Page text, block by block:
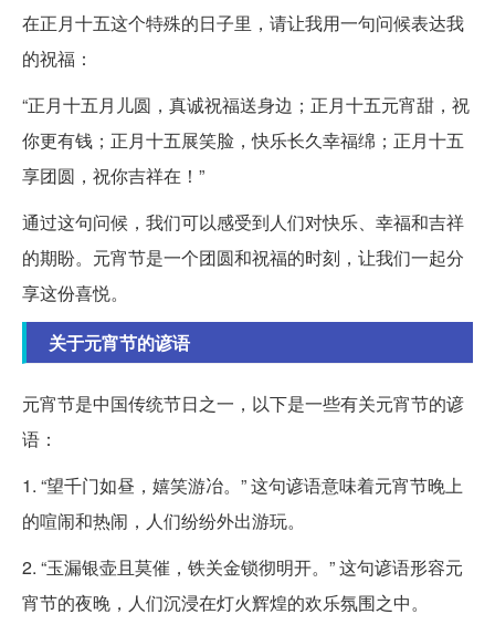
在正月十五这个特殊的日子里，请让我用一句问候表达我
的祝福：
“正月十五月儿圆，真诚祝福送身边；正月十五元宵甜，祝
你更有钱；正月十五展笑脸，快乐长久幸福绵；正月十五
享团圆，祝你吉祥在！”
通过这句问候，我们可以感受到人们对快乐、幸福和吉祥
的期盼。元宵节是一个团圆和祝福的时刻，让我们一起分
享这份喜悦。
关于元宵节的谚语
元宵节是中国传统节日之一，以下是一些有关元宵节的谚
语：
1. “望千门如昼，嬉笑游冶。” 这句谚语意味着元宵节晚上
的喧闹和热闹，人们纷纷外出游玩。
2. “玉漏银壶且莫催，铁关金锁彻明开。” 这句谚语形容元
宵节的夜晚，人们沉浸在灯火辉煌的欢乐氛围之中。